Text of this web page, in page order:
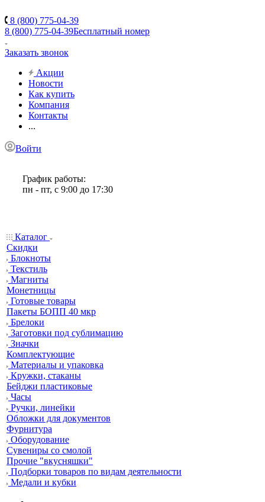
8 (800) 775-04-39
8 (800) 775-04-39Бесплатный номер
Заказать звонок
Акции
Новости
Как купить
Компания
Контакты
...
Войти
График работы:
пн - пт, с 9:00 до 17:30
Каталог
Скидки
Блокноты
Текстиль
Магниты
Монетницы
Готовые товары
Пакеты БОПП 40 мкр
Брелоки
Заготовки под сублимацию
Значки
Комплектующие
Материалы и упаковка
Кружки, стаканы
Бейджи пластиковые
Часы
Ручки, линейки
Обложки для документов
Фурнитура
Оборудование
Сувениры со смолой
Прочие "вкусняшки"
Подборки товаров по видам деятельности
Медали и кубки